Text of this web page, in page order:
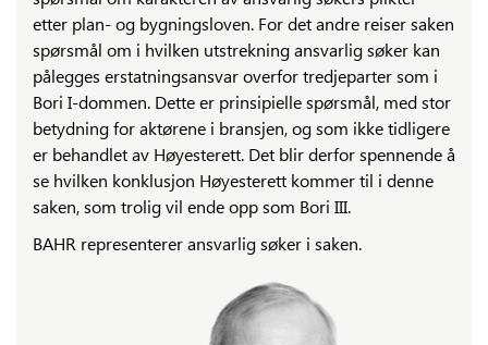
etter plan- og bygningsloven. For det andre reiser saken
spørsmål om i hvilken utstrekning ansvarlig søker kan
pålegges erstatningsansvar overfor tredjeparter som i
Bori I-dommen. Dette er prinsipielle spørsmål, med stor
betydning for aktørene i bransjen, og som ikke tidligere
er behandlet av Høyesterett. Det blir derfor spennende å
se hvilken konklusjon Høyesterett kommer til i denne
saken, som trolig vil ende opp som Bori III.
BAHR representerer ansvarlig søker i saken.